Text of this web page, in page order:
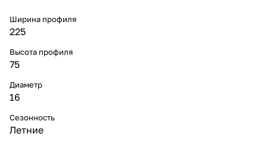
Ширина профиля
225
Высота профиля
75
Диаметр
16
Сезонность
Летние